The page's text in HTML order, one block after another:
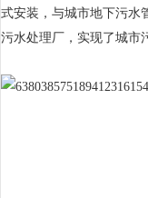
式安装，与城市地下污水
污水处理厂，实现了城市